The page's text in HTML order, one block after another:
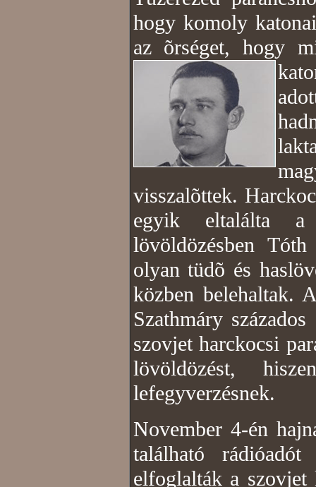
hogy komoly
az õrséget, hogy
visszalõttek.
egyik eltalálta a
lövöldözésben
olyan tüdõ és
közben belehaltak.
Szathmáry
szovjet harckocsi
lövöldözést,
lefegyverzésnek.
November 4-én
található
elfoglalták a